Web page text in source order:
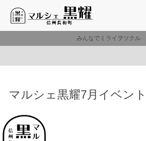
みんなでミライヲツクル
マルシェ黒耀7月イベント